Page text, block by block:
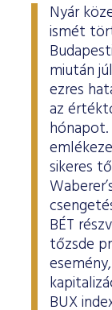
Nyár
ismét
miután
ezres
az
sikeres
BÉT
tőzsde
BUX